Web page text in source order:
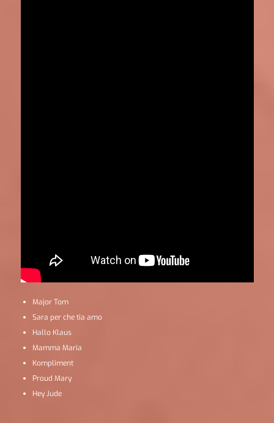
Major Tom
Sara per che tia amo
Hallo Klaus
Mamma Maria
Kompliment
Proud Mary
Hey Jude